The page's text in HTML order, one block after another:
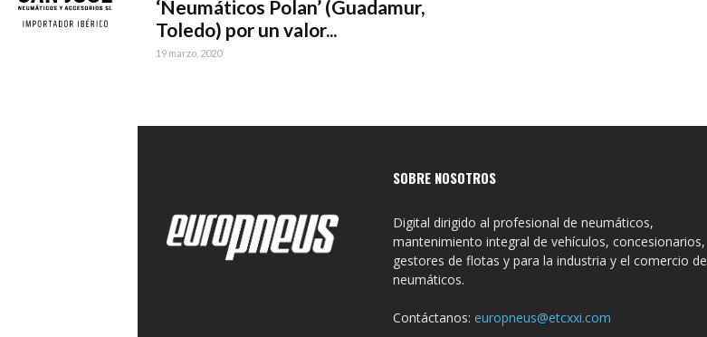
‘Neumáticos Polan’ (Guadamur,
Toledo) por un valor...
19 marzo, 2020
SOBRE NOSOTROS
Digital dirigido al profesional de neumáticos,
mantenimiento integral de vehículos, concesionarios,
gestores de flotas y para la industria y el comercio de
neumáticos.
Contáctanos: europneus@etcxxi.com